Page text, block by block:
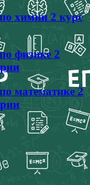
химии 2 курс
физике 2
математике 2